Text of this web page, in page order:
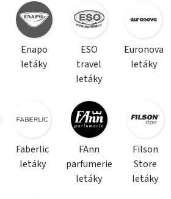
Enapo
letáky
ESO
travel
letáky
Euronova
letáky
Faberlic
letáky
FAnn
parfumerie
letáky
Filson
Store
letáky